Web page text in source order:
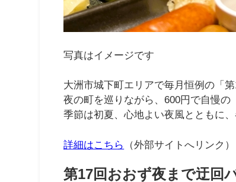
写真はイメージです
大洲市城下町エリアで毎月恒例の「
夜の町を巡りながら、600円で自慢の
季節は初夏、心地よい夜風とともに
詳細はこちら （外部サイトへリンク）
第17回おおず夜まで迂回